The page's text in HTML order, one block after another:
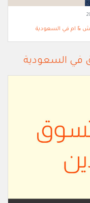
& ام في السعودية
في السعودية